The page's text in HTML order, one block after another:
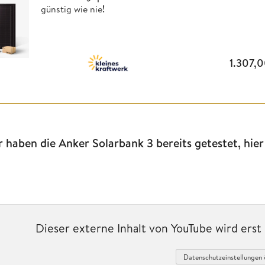
günstig wie nie!
haben die Anker Solarbank 3 bereits getestet,
Dieser externe Inhalt von YouTube wird
Datenschutzeinstellungen